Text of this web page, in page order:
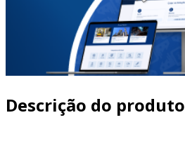
Descrição do produto